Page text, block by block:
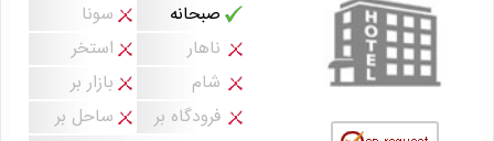
صبحانه
سونا
ناهار
استخر
شام
بازار بر
فرودگاه بر
ساحل بر